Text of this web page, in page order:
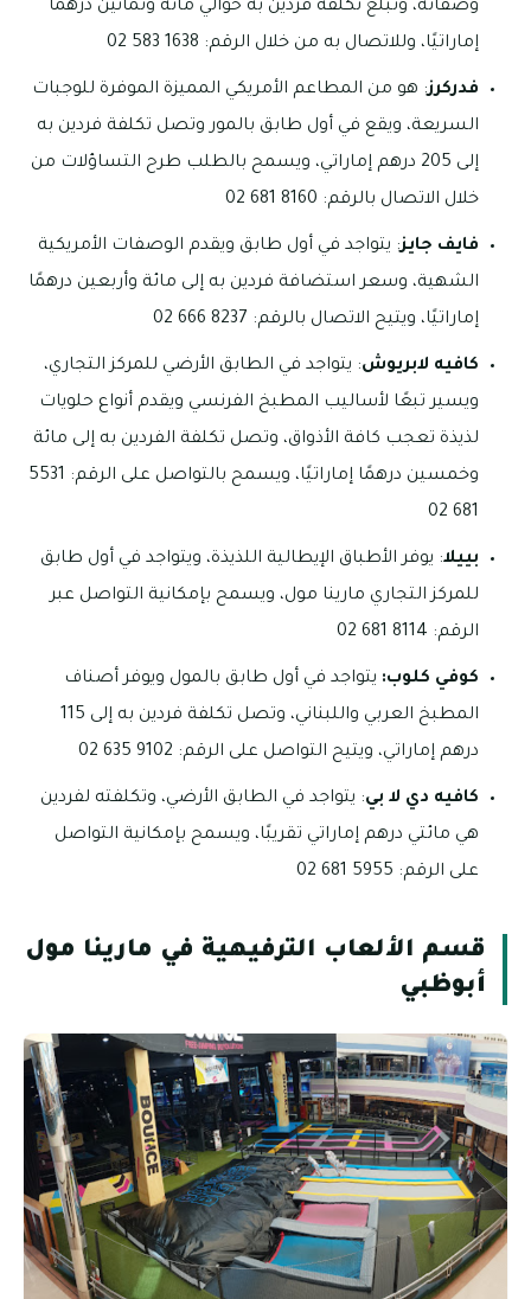
وصفاته، وتبلغ تكلفة فردين به حوالي مائة وثمانين درهمًا
إماراتيًا، وللاتصال به من خلال الرقم: 1638 583 02
فدركرز: هو من المطاعم الأمريكي المميزة الموفرة للوجبات
السريعة، ويقع في أول طابق بالمور وتصل تكلفة فردين به
إلى 205 درهم إماراتي، ويسمح بالطلب طرح التساؤلات من
خلال الاتصال بالرقم: 8160 681 02
فايف جايز: يتواجد في أول طابق ويقدم الوصفات الأمريكية
الشهية، وسعر استضافة فردين به إلى مائة وأربعين درهمًا
إماراتيًا، ويتيح الاتصال بالرقم: 8237 666 02
كافيه لابريوش: يتواجد في الطابق الأرضي للمركز التجاري،
ويسير تبعًا لأساليب المطبخ الفرنسي ويقدم أنواع حلويات
لذيذة تعجب كافة الأذواق، وتصل تكلفة الفردين به إلى مائة
وخمسين درهمًا إماراتيًا، ويسمح بالتواصل على الرقم: 5531
681 02
بييلا: يوفر الأطباق الإيطالية اللذيذة، ويتواجد في أول طابق
للمركز التجاري مارينا مول، ويسمح بإمكانية التواصل عبر
الرقم: 8114 681 02
كوفي كلوب: يتواجد في أول طابق بالمول ويوفر أصناف
المطبخ العربي واللبناني، وتصل تكلفة فردين به إلى 115
درهم إماراتي، ويتيح التواصل على الرقم: 9102 635 02
كافيه دي لا بي: يتواجد في الطابق الأرضي، وتكلفته لفردين
هي مائتي درهم إماراتي تقريبًا، ويسمح بإمكانية التواصل
على الرقم: 5955 681 02
قسم الألعاب الترفيهية في مارينا مول
أبوظبي